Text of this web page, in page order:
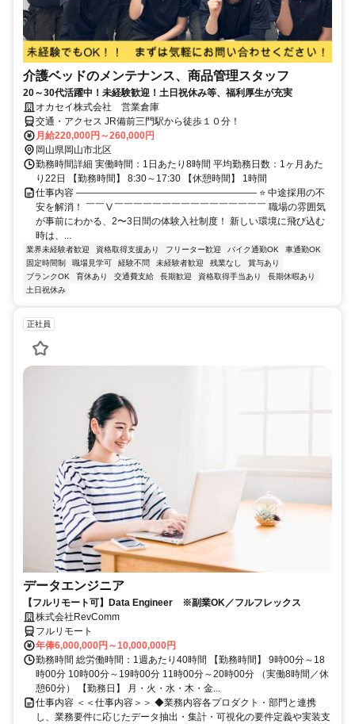
介護ベッドのメンテナンス、商品管理スタッフ
20～30代活躍中！未経験歓迎！土日祝休み等、福利厚生が充実
オカセイ株式会社 営業倉庫
交通・アクセス JR備前三門駅から徒歩１０分！
月給220,000円～260,000円
岡山県岡山市北区
勤務時間詳細 実働時間：1日あたり8時間 平均勤務日数：1ヶ月あた
り22日 【勤務時間】 8:30～17:30 【休憩時間】 1時間
仕事内容 ――――――――――――――――――― ⭐ 中途採用の不
安を解消！ ￣￣Ⅴ￣￣￣￣￣￣￣￣￣￣￣￣￣￣￣￣ 職場の雰囲気
が事前にわかる、2〜3日間の体験入社制度！ 新しい環境に飛び込む
時は、...
業界未経験者歓迎 資格取得支援あり フリーター歓迎 バイク通勤OK
車通勤OK
固定時間制
職場見学可 経験不問 未経験者歓迎 残業なし
賞与あり
ブランクOK
育休あり 交通費支給 長期歓迎 資格取得手当あり
長期休暇あり
土日祝休み
正社員
データエンジニア
【フルリモート可】Data Engineer ※副業OK／フルフレックス
株式会社RevComm
フルリモート
年俸6,000,000円～10,000,000円
勤務時間 総労働時間：1週あたり40時間 【勤務時間】 9時00分～18
時00分 10時00分～19時00分 11時00分～20時00分 （実働8時間／休
憩60分） 【勤務日】 月・火・水・木・金...
仕事内容 ＜＜仕事内容＞＞ ◆業務内容各プロダクト・部門と連携
し、業務要件に応じたデータ抽出・集計・可視化の要件定義や実装支